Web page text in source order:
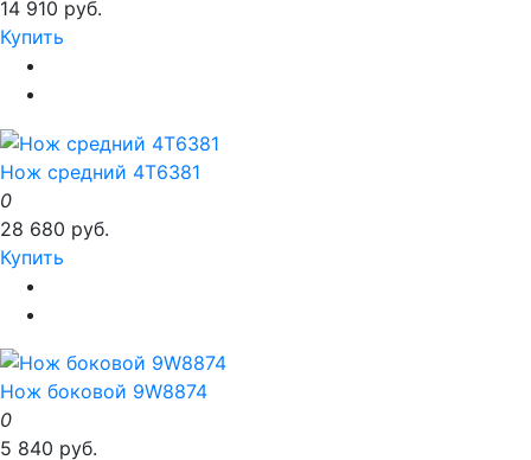
14 910 руб.
Купить
Нож средний 4T6381
0
28 680 руб.
Купить
Нож боковой 9W8874
0
5 840 руб.